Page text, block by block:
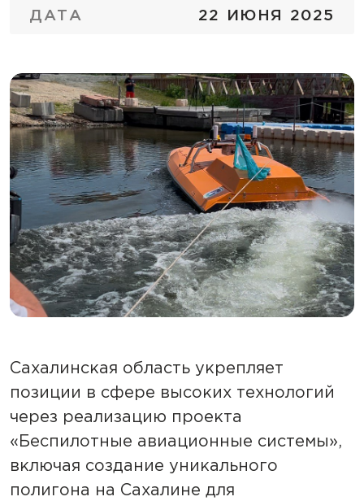
ДАТА 22 ИЮНЯ 2025
Сахалинская область укрепляет
позиции в сфере высоких технологий
через реализацию проекта
«Беспилотные авиационные системы»,
включая создание уникального
полигона на Сахалине для